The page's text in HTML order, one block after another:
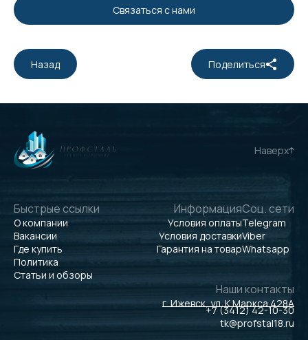
Связаться с нами
Назад Поделиться
Наверх
Быстрые ссылки
О компании
Вакансии
Где купить
Политика
Статьи и обзоры
Информация
Условия оплаты
Условия доставки
Гарантия на товар
Соц. сети
Telegram
Viber
Whatsapp
Наши контакты
г. Ижевск, ул. К.Маркса 428А
+7 (3412) 42-10-30
tk@profstal18.ru